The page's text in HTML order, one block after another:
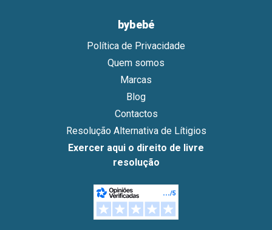
bybebé
Política de Privacidade
Quem somos
Marcas
Blog
Contactos
Resolução Alternativa de Lítigios
Exercer aqui o direito de livre
resolução